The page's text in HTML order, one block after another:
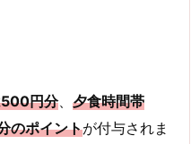
00円分、 夕食時間帯
のポイントが付与されま